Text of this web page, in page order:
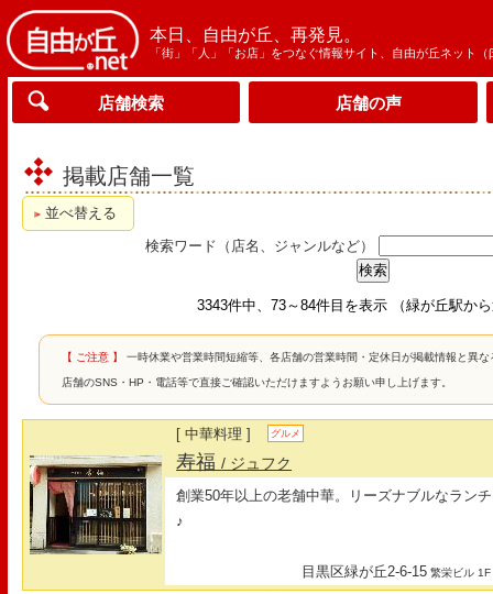
本日、自由が丘、再発見。
「街」「人」「お店」をつなぐ情報サイト、自由が丘ネット（
店舗検索 店舗の声
掲載店舗一覧
並べ替える
検索ワード（店名、ジャンルなど）
3343件中、73～84件目を表示 （緑が丘駅か
【 ご注意 】 一時休業や営業時間短縮等、各店舗の営業時間・定休日が掲載情報と異
店舗のSNS・HP・電話等で直接ご確認いただけますようお願い申し上げます。
[ 中華料理 ] グルメ
寿福/ ジュフク
創業50年以上の老舗中華。リーズナブルなラン
♪
目黒区緑が丘2-6-15 繁栄ビル 1F